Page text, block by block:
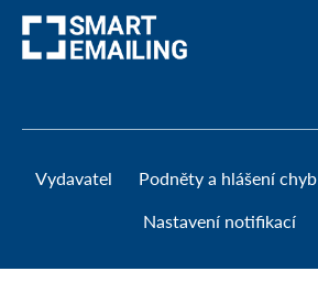
Vydavatel Podněty a hlášení chyb
Nastavení notifikací